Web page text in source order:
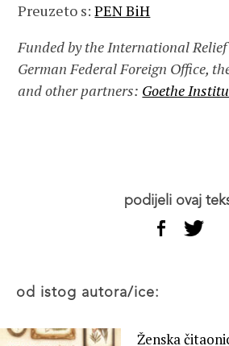
Preuzeto s:PEN BiH
Funded by the International
German Federal Foreign Office,
and other partners: Goethe
podijeli ovaj
od istog autora/ice:
Ženska